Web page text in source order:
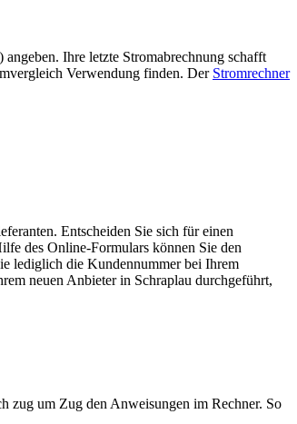
Ihre letzte Stromabrechnung schafft
Verwendung finden. Der Stromrechner
Entscheiden Sie sich für einen
des Online-Formulars können Sie den
lediglich die Kundennummer bei Ihrem
neuen Anbieter in Schraplau durchgeführt,
zug um Zug den Anweisungen im Rechner. So